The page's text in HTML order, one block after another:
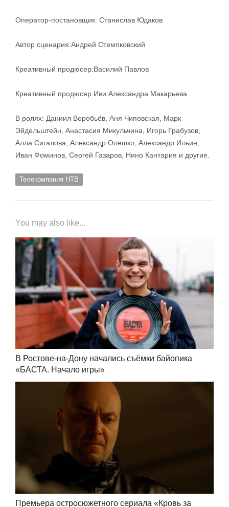
Оператор-постановщик: Станислав Юдаков
Автор сценария:Андрей Стемпковский
Креативный продюсер:Василий Павлов
Креативный продюсер Иви:Александра Макарьева
В ролях: Даниил Воробьёв, Аня Чиповская, Марк
Эйдельштейн, Анастасия Микульчина, Игорь Грабузов,
Алла Сигалова, Александр Олешко, Александр Ильин,
Иван Фоминов, Сергей Газаров, Нино Кантария и другие.
Телекомпания НТВ
You may also like...
В Ростове-на-Дону начались съёмки байопика
«БАСТА. Начало игры»
Премьера остросюжетного сериала «Кровь за